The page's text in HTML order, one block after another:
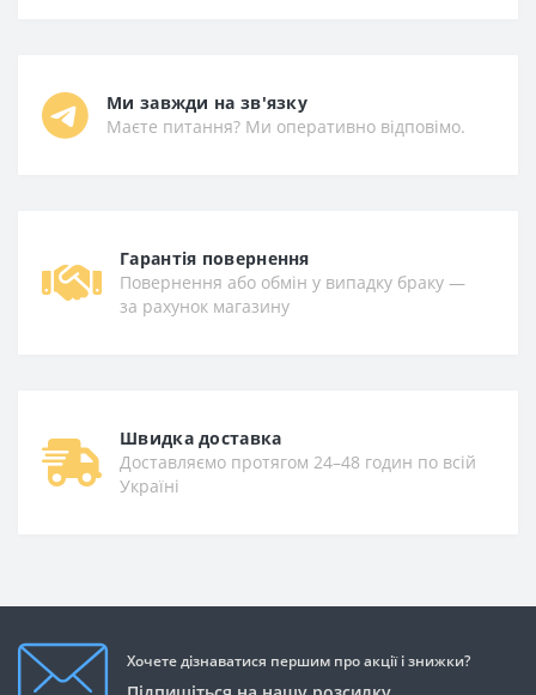
Ми завжди на зв'язку
Маєте питання? Ми оперативно відповімо.
Гарантiя повернення
Повернення або обмін у випадку браку —
за рахунок магазину
Швидка доставка
Доставляємо протягом 24–48 годин по всій
Україні
Хочете дізнаватися першим про акції і знижки?